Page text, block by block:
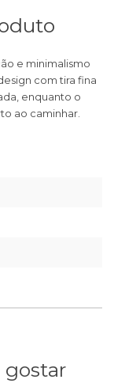
e minimalismo
com tira fina
enquanto o
ao caminhar.